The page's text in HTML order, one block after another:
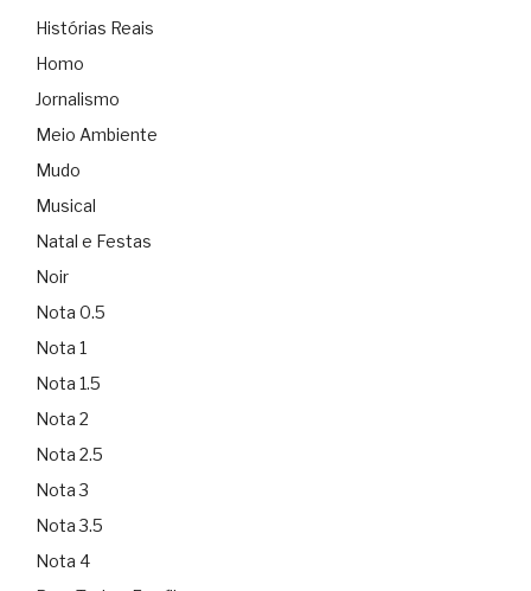
Histórias Reais
Homo
Jornalismo
Meio Ambiente
Mudo
Musical
Natal e Festas
Noir
Nota 0.5
Nota 1
Nota 1.5
Nota 2
Nota 2.5
Nota 3
Nota 3.5
Nota 4